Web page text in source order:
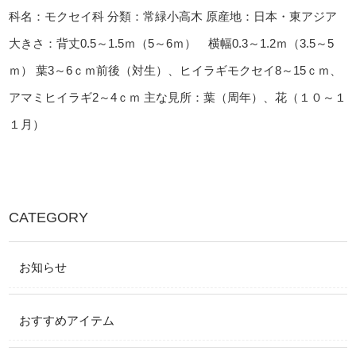
科名：モクセイ科 分類：常緑小高木 原産地：日本・東アジア
大きさ：背丈0.5～1.5ｍ（5～6ｍ） 横幅0.3～1.2ｍ（3.5～5
ｍ）
葉3～6ｃｍ前後（対生）、ヒイラギモクセイ8～15ｃｍ、
アマミヒイラギ2～4ｃｍ 主な見所：葉（周年）、花（１０～１
１月）
CATEGORY
お知らせ
おすすめアイテム